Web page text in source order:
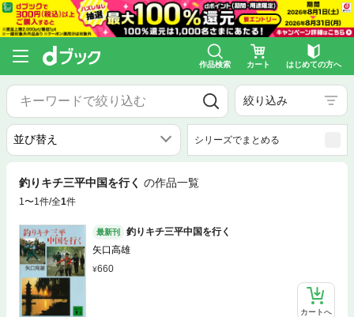
作品検索 カート はじめての方へ
絞り込み
シリーズでまとめる
釣りキチ三平中国を行く の作品一覧
1〜1件/全1件
最新刊
釣りキチ三平中国を行く
矢口高雄
660
カートへ